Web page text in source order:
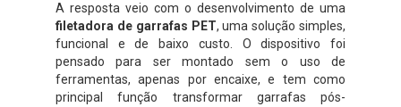
A resposta veio com o desenvolvimento de uma
filetadora de garrafas PET, uma solução simples,
funcional e de baixo custo. O dispositivo foi
pensado para ser montado sem o uso de
ferramentas, apenas por encaixe, e tem como
principal função transformar garrafas pós-